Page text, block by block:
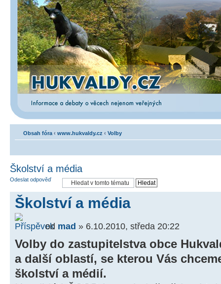
Obsah fóra ‹ www.hukvaldy.cz ‹ Volby
Školství a média
Odeslat odpověď
Školství a média
od mad » 6.10.2010, středa 20:22
Volby do zastupitelstva obce
a další oblastí, se kterou Vás
školství a médií.